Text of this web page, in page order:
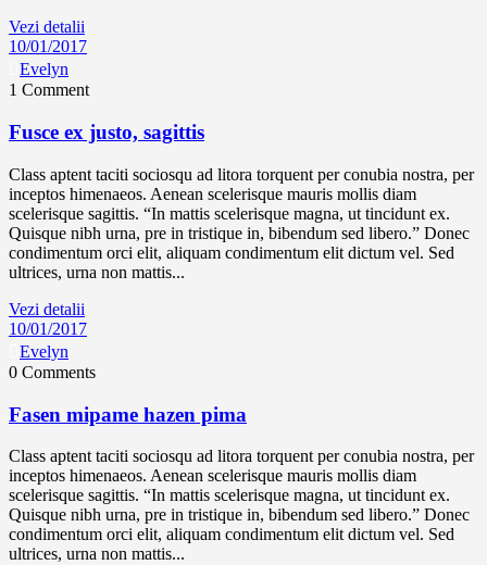
Vezi detalii
10/01/2017
Evelyn
1 Comment
Fusce ex justo, sagittis
Class aptent taciti sociosqu ad litora torquent per conubia nostra, per
inceptos himenaeos. Aenean scelerisque mauris mollis diam
scelerisque sagittis. “In mattis scelerisque magna, ut tincidunt ex.
Quisque nibh urna, pre in tristique in, bibendum sed libero.” Donec
condimentum orci elit, aliquam condimentum elit dictum vel. Sed
ultrices, urna non mattis...
Vezi detalii
10/01/2017
Evelyn
0 Comments
Fasen mipame hazen pima
Class aptent taciti sociosqu ad litora torquent per conubia nostra, per
inceptos himenaeos. Aenean scelerisque mauris mollis diam
scelerisque sagittis. “In mattis scelerisque magna, ut tincidunt ex.
Quisque nibh urna, pre in tristique in, bibendum sed libero.” Donec
condimentum orci elit, aliquam condimentum elit dictum vel. Sed
ultrices, urna non mattis...